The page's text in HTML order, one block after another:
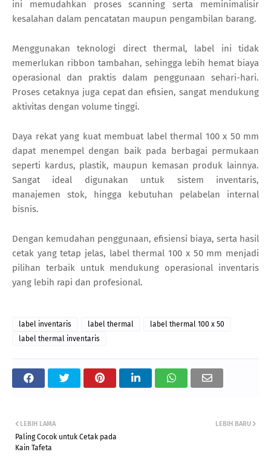
ini memudahkan proses scanning serta meminimalisir
kesalahan dalam pencatatan maupun pengambilan barang.
Menggunakan teknologi direct thermal, label ini tidak
memerlukan ribbon tambahan, sehingga lebih hemat biaya
operasional dan praktis dalam penggunaan sehari-hari.
Proses cetaknya juga cepat dan efisien, sangat mendukung
aktivitas dengan volume tinggi.
Daya rekat yang kuat membuat label thermal 100 x 50 mm
dapat menempel dengan baik pada berbagai permukaan
seperti kardus, plastik, maupun kemasan produk lainnya.
Sangat ideal digunakan untuk sistem inventaris,
manajemen stok, hingga kebutuhan pelabelan internal
bisnis.
Dengan kemudahan penggunaan, efisiensi biaya, serta hasil
cetak yang tetap jelas, label thermal 100 x 50 mm menjadi
pilihan terbaik untuk mendukung operasional inventaris
yang lebih rapi dan profesional.
label inventaris label thermal
label thermal 100 x 50
label thermal inventaris
LEBIH BARU
LEBIH LAMA
Paling Cocok untuk Cetak pada
Kain Tafeta